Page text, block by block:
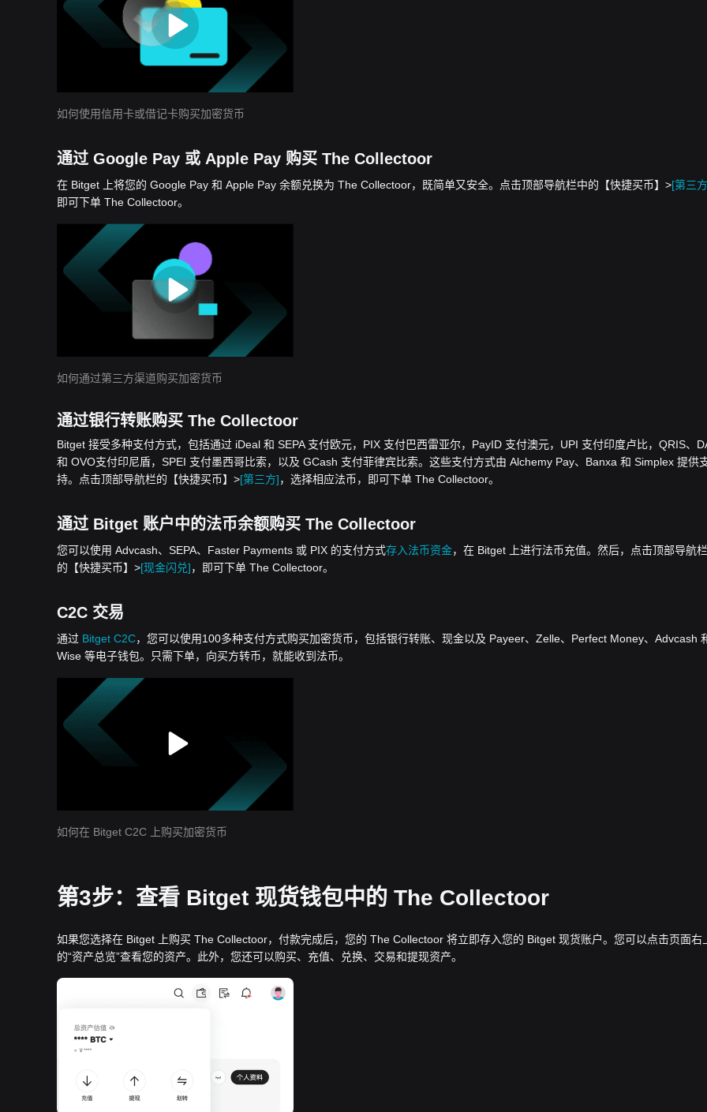
如何使用信用卡或借记卡购买加密货币
通过 Google Pay 或 Apple Pay 购买 The Collectoor
在 Bitget 上将您的 Google Pay 和 Apple Pay 余额兑换为 The Collectoor，既简单又安全。点击顶部导航栏中的【快捷买币】>[第三
即可下单 The Collectoor。
如何通过第三方渠道购买加密货币
通过银行转账购买 The Collectoor
Bitget 接受多种支付方式，包括通过 iDeal 和 SEPA 支付欧元，PIX 支付巴西雷亚尔，PayID 支付澳元，UPI 支付印度卢比，QRIS、
和 OVO支付印尼盾，SPEI 支付墨西哥比索，以及 GCash 支付菲律宾比索。这些支付方式由 Alchemy Pay、Banxa 和 Simplex 提供
持。点击顶部导航栏的【快捷买币】>[第三方]，选择相应法币，即可下单 The Collectoor。
通过 Bitget 账户中的法币余额购买 The Collectoor
您可以使用 Advcash、SEPA、Faster Payments 或 PIX 的支付方式存入法币资金，在 Bitget 上进行法币充值。然后，点击顶部导航
的【快捷买币】>[现金闪兑]，即可下单 The Collectoor。
C2C 交易
通过 Bitget C2C，您可以使用100多种支付方式购买加密货币，包括银行转账、现金以及 Payeer、Zelle、Perfect Money、Advcash
Wise 等电子钱包。只需下单，向买方转币，就能收到法币。
如何在 Bitget C2C 上购买加密货币
第3步：查看 Bitget 现货钱包中的 The Collectoor
如果您选择在 Bitget 上购买 The Collectoor，付款完成后，您的 The Collectoor 将立即存入您的 Bitget 现货账户。您可以点击页面右
的“资产总览”查看您的资产。此外，您还可以购买、充值、兑换、交易和提现资产。